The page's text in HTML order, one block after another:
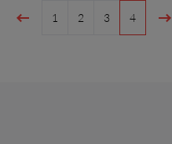
1 2 3 4